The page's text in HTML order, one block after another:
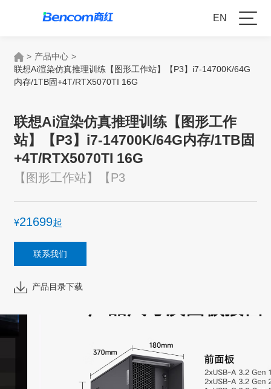
EN
> 产品中心 >
联想Ai渲染仿真推理训练【图形工作站】【P3】i7-14700K/64G
内存/1TB固+4T/RTX5070TI 16G
联想Ai渲染仿真推理训练【图形工作
站】【P3】i7-14700K/64G内存/1TB固
+4T/RTX5070TI 16G
【图形工作站】【P3
¥21699起
联系我们
产品目录下载